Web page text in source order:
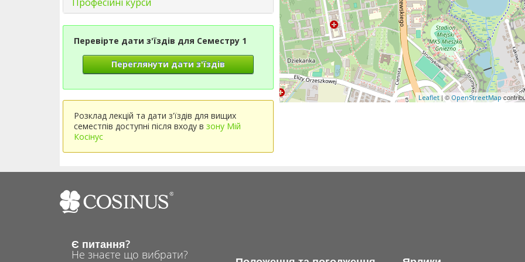
Перевірте дати з'їздів для Семестру 1
Переглянути дати з'їздів
Розклад лекцій та дати з'їздів для вищих
семестпів доступні після входу в зону Мій
Косінус
Leaflet| © OpenStreetMap
Є питання?
Не знаєте що вибрати?